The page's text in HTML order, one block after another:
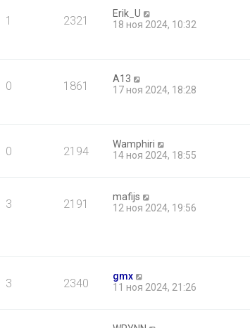
1 2321
Erik_U
18 ноя 2024, 10:32
0 1861
A13
17 ноя 2024, 18:28
0 2194
Wamphiri
14 ноя 2024, 18:55
3 2191
mafijs
12 ноя 2024, 19:56
3 2340
gmx
11 ноя 2024, 21:26